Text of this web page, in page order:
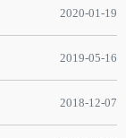
2020-01-19
2019-05-16
2018-12-07